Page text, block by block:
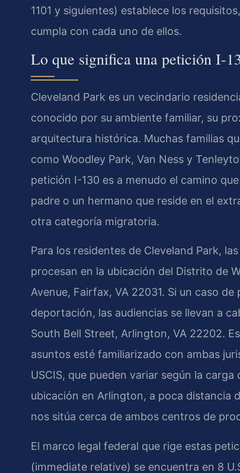
1101 y siguientes) establece los
cumpla con cada uno de ellos.
Lo que significa una petición I-
Cleveland Park es un vecindario
conocido por su ambiente familiar, su
arquitectura histórica. Muchas familias
como Woodley Park, Van Ness y
petición I-130 es a menudo el camino
padre o un hermano que reside en el
otra categoría migratoria.
Para los residentes de Cleveland Park,
procesan en la ubicación del Distrito de
Avenue, Fairfax, VA 22031. Si un caso
deportación, las audiencias se llevan a
South Bell Street, Arlington, VA 22202.
asuntos esté familiarizado con ambas
USCIS, que pueden variar según la
ubicación en Arlington, a poca distancia
nos sitúa cerca de ambos centros de
El marco legal federal que rige estas
(immediate relative) se encuentra en 8